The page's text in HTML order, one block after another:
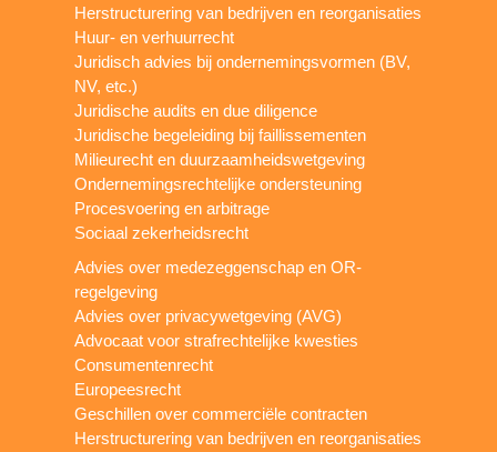
Herstructurering van bedrijven en reorganisaties
Huur- en verhuurrecht
Juridisch advies bij ondernemingsvormen (BV,
NV, etc.)
Juridische audits en due diligence
Juridische begeleiding bij faillissementen
Milieurecht en duurzaamheidswetgeving
Ondernemingsrechtelijke ondersteuning
Procesvoering en arbitrage
Sociaal zekerheidsrecht
Advies over medezeggenschap en OR-
regelgeving
Advies over privacywetgeving (AVG)
Advocaat voor strafrechtelijke kwesties
Consumentenrecht
Europeesrecht
Geschillen over commerciële contracten
Herstructurering van bedrijven en reorganisaties